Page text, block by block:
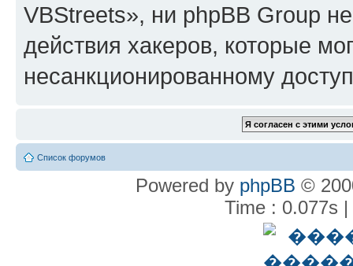
VBStreets», ни phpBB Group
действия хакеров, которые
несанкционированному
Список форумов
Powered by phpBB ©
Time : 0.077s